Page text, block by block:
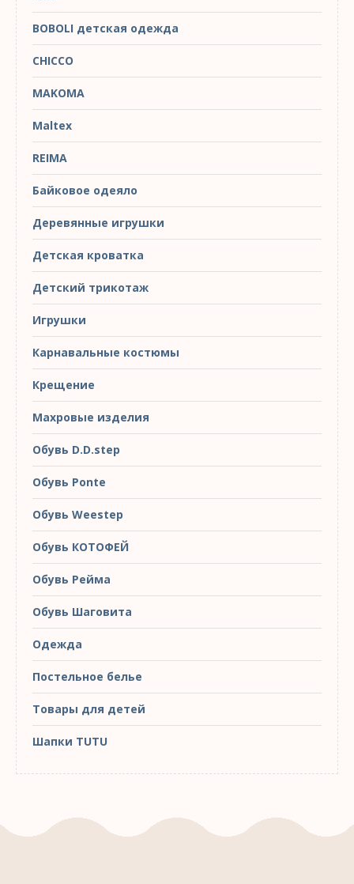
BOBOLI детская одежда
CHICCO
MAKOMA
Maltex
REIMA
Байковое одеяло
Деревянные игрушки
Детская кроватка
Детский трикотаж
Игрушки
Карнавальные костюмы
Крещение
Махровые изделия
Обувь D.D.step
Обувь Ponte
Обувь Weestep
Обувь КОТОФЕЙ
Обувь Рейма
Обувь Шаговита
Одежда
Постельное белье
Товары для детей
Шапки TUTU